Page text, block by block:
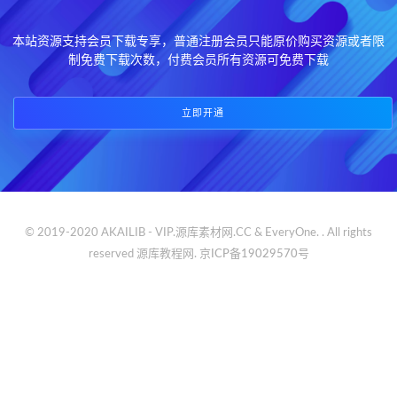
本站资源支持会员下载专享，普通注册会员只能原价购买资源或者限
制免费下载次数，付费会员所有资源可免费下载
立即开通
© 2019-2020 AKAILIB - VIP.源库素材网.CC & EveryOne. . All rights
reserved 源库教程网. 京ICP备19029570号